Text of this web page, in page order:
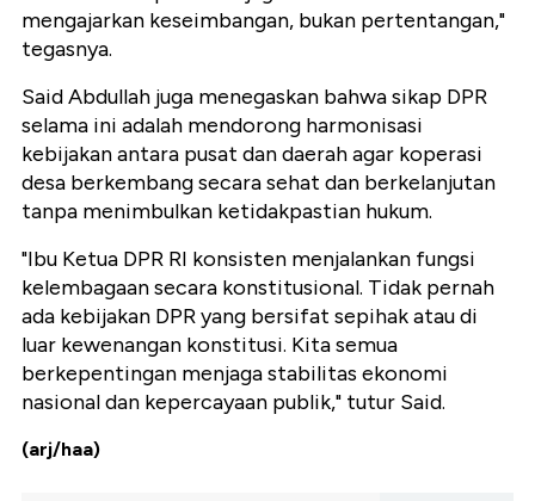
mengajarkan keseimbangan, bukan pertentangan,"
tegasnya.
Said Abdullah juga menegaskan bahwa sikap DPR
selama ini adalah mendorong harmonisasi
kebijakan antara pusat dan daerah agar koperasi
desa berkembang secara sehat dan berkelanjutan
tanpa menimbulkan ketidakpastian hukum.
"Ibu Ketua DPR RI konsisten menjalankan fungsi
kelembagaan secara konstitusional. Tidak pernah
ada kebijakan DPR yang bersifat sepihak atau di
luar kewenangan konstitusi. Kita semua
berkepentingan menjaga stabilitas ekonomi
nasional dan kepercayaan publik," tutur Said.
(arj/haa)